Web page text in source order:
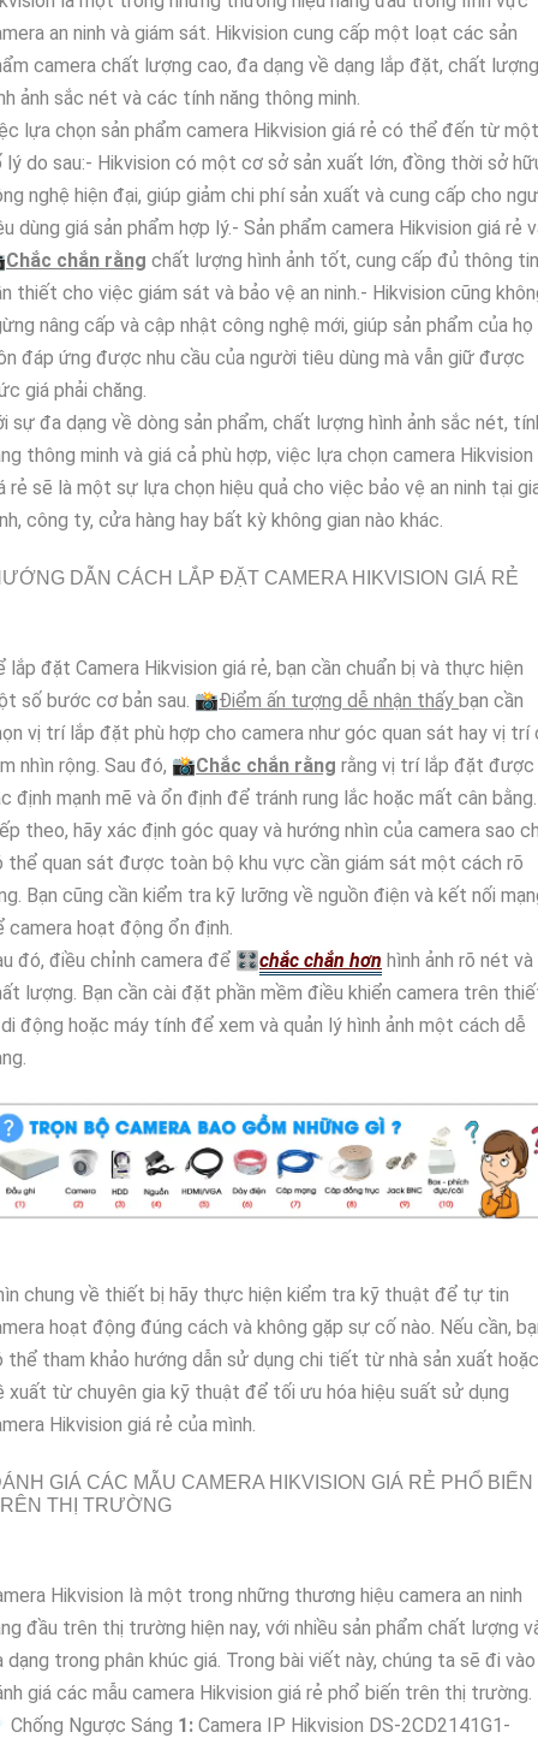
'
an ninh và giám sát. Hikvision cung cấp một loạt các sản
camera chất lượng cao, đa dạng về dạng lắp đặt, chất lượng
ảnh sắc nét và các tính năng thông minh.
lựa chọn sản phẩm camera Hikvision giá rẻ có thể đến từ một
lý do sau:- Hikvision có một cơ sở sản xuất lớn, đồng thời sở
nghệ hiện đại, giúp giảm chi phí sản xuất và cung cấp cho
dùng giá sản phẩm hợp lý.- Sản phẩm camera Hikvision giá rẻ
Chắc chắn rằng chất lượng hình ảnh tốt, cung cấp đủ thông tin
thiết cho việc giám sát và bảo vệ an ninh.- Hikvision cũng
nâng cấp và cập nhật công nghệ mới, giúp sản phẩm của họ
đáp ứng được nhu cầu của người tiêu dùng mà vẫn giữ được
giá phải chăng.
sự đa dạng về dòng sản phẩm, chất lượng hình ảnh sắc nét,
thông minh và giá cả phù hợp, việc lựa chọn camera Hikvision
rẻ sẽ là một sự lựa chọn hiệu quả cho việc bảo vệ an ninh tại
công ty, cửa hàng hay bất kỳ không gian nào khác.
DẪN CÁCH LẮP ĐẶT CAMERA HIKVISION GIÁ RẺ
lắp đặt Camera Hikvision giá rẻ, bạn cần chuẩn bị và thực hiện
số bước cơ bản sau. 📸Điểm ấn tượng dễ nhận thấy bạn cần
vị trí lắp đặt phù hợp cho camera như góc quan sát hay vị trí
nhìn rộng. Sau đó, 📸Chắc chắn rằng rằng vị trí lắp đặt được
định mạnh mẽ và ổn định để tránh rung lắc hoặc mất cân bằng.
theo, hãy xác định góc quay và hướng nhìn của camera sao
thể quan sát được toàn bộ khu vực cần giám sát một cách rõ
Bạn cũng cần kiểm tra kỹ lưỡng về nguồn điện và kết nối
camera hoạt động ổn định.
đó, điều chỉnh camera để 🎛chắc chắn hơn hình ảnh rõ nét và
lượng. Bạn cần cài đặt phần mềm điều khiển camera trên
động hoặc máy tính để xem và quản lý hình ảnh một cách dễ
chung về thiết bị hãy thực hiện kiểm tra kỹ thuật để tự tin
hoạt động đúng cách và không gặp sự cố nào. Nếu cần,
thể tham khảo hướng dẫn sử dụng chi tiết từ nhà sản xuất hoặc
xuất từ chuyên gia kỹ thuật để tối ưu hóa hiệu suất sử dụng
Hikvision giá rẻ của mình.
GIÁ CÁC MẪU CAMERA HIKVISION GIÁ RẺ PHỔ BIẾN
THỊ TRƯỜNG
Hikvision là một trong những thương hiệu camera an ninh
đầu trên thị trường hiện nay, với nhiều sản phẩm chất lượng
dạng trong phân khúc giá. Trong bài viết này, chúng ta sẽ đi vào
giá các mẫu camera Hikvision giá rẻ phổ biến trên thị trường.
Ngược Sáng 1: Camera IP Hikvision DS-2CD2141G1-